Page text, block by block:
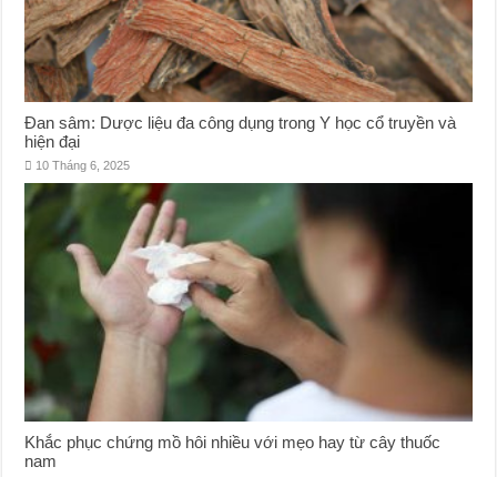
Đan sâm: Dược liệu đa công dụng trong Y học cổ truyền và
hiện đại
10 Tháng 6, 2025
Khắc phục chứng mồ hôi nhiều với mẹo hay từ cây thuốc
nam